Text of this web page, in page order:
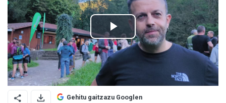
Gehitu gaitzazu Googlen